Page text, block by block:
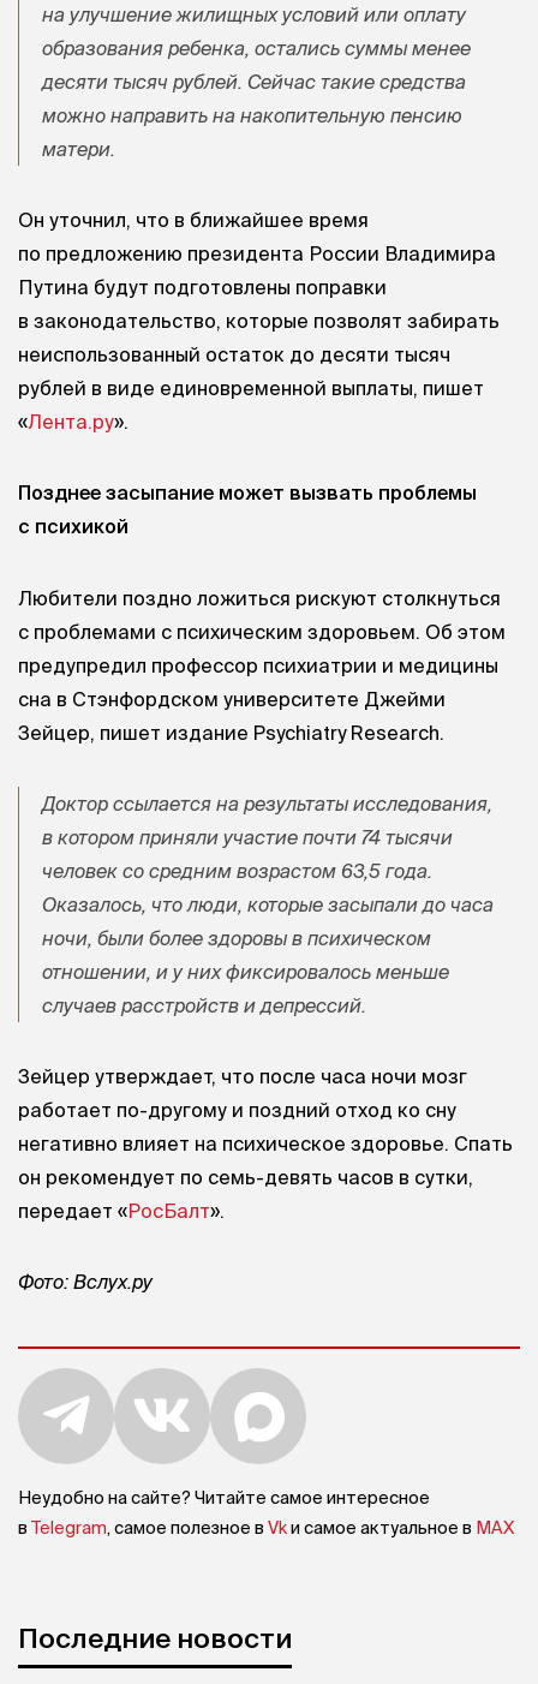
на улучшение жилищных условий или оплату
образования ребенка, остались суммы менее
десяти тысяч рублей. Сейчас такие средства
можно направить на накопительную пенсию
матери.
Он уточнил, что в ближайшее время
по предложению президента России Владимира
Путина будут подготовлены поправки
в законодательство, которые позволят забирать
неиспользованный остаток до десяти тысяч
рублей в виде единовременной выплаты, пишет
«Лента.ру».
Позднее засыпание может вызвать проблемы
с психикой
Любители поздно ложиться рискуют столкнуться
с проблемами с психическим здоровьем. Об этом
предупредил профессор психиатрии и медицины
сна в Стэнфордском университете Джейми
Зейцер, пишет издание Psychiatry Research.
Доктор ссылается на результаты исследования,
в котором приняли участие почти 74 тысячи
человек со средним возрастом 63,5 года.
Оказалось, что люди, которые засыпали до часа
ночи, были более здоровы в психическом
отношении, и у них фиксировалось меньше
случаев расстройств и депрессий.
Зейцер утверждает, что после часа ночи мозг
работает по-другому и поздний отход ко сну
негативно влияет на психическое здоровье. Спать
он рекомендует по семь-девять часов в сутки,
передает «РосБалт».
Фото: Вслух.ру
Неудобно на сайте? Читайте самое интересное
в Telegram, самое полезное в Vkи самое актуальное в MAX
Последние новости